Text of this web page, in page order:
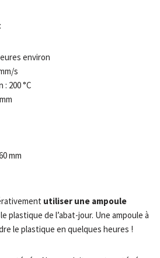
environ
s
200 °C
mm
utiliser une ampoule
plastique de l’abat-jour. Une ampoule à
le plastique en quelques heures !